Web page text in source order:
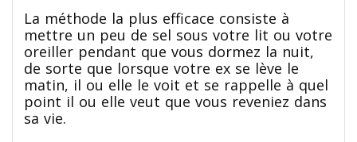
La méthode la plus efficace consiste à
mettre un peu de sel sous votre lit ou votre
oreiller pendant que vous dormez la nuit,
de sorte que lorsque votre ex se lève le
matin, il ou elle le voit et se rappelle à quel
point il ou elle veut que vous reveniez dans
sa vie.